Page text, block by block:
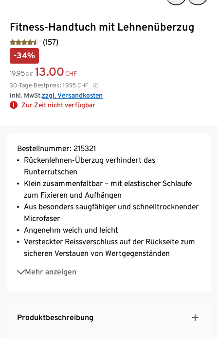
Fitness-Handtuch mit Lehnenüberzug
(157)
-34%
19.95 CHF 13.00 CHF
30-Tage-Bestpreis: 19.95 CHF
inkl. MwSt.zzgl. Versandkosten
Zur Zeit nicht verfügbar
Bestellnummer: 215321
Rückenlehnen-Überzug verhindert das
Runterrutschen
Klein zusammenfaltbar – mit elastischer Schlaufe
zum Fixieren und Aufhängen
Aus besonders saugfähiger und schnelltrocknender
Microfaser
Angenehm weich und leicht
Versteckter Reissverschluss auf der Rückseite zum
sicheren Verstauen von Wertgegenständen
Mehr anzeigen
Ideal für das Fitness-Studio
Mit recyceltem Material
Produktbeschreibung